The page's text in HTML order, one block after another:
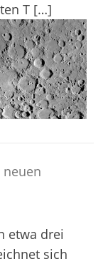
T […]
etwa drei
sich